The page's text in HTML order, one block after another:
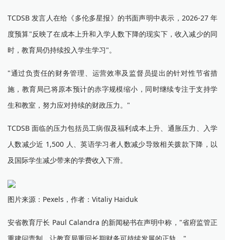
TCDSB 发言人在给《多伦多星报》的书面声明中表示，2026-27 年
度预算"反映了在成本上升和入学人数下降的现实下，收入减少的同
时，教育局仍持续投入学生学习"。
"通过负责任的财务管理、运营效率及监督员提出的针对性节省措
施，教育局已将原本预计的赤字规模缩小，同时继续专注于支持学
生和教室，努力应对持续的财政压力。"
TCDSB 面临的压力包括员工病假及福利成本上升、通胀压力、入学
人数减少近 1,500 人、英语学习者人数减少导致相关拨款下降，以
及国际学生减少带来的学费收入下滑。
图片来源：Pexels，作者：Vitaliy Haiduk
安省教育厅长 Paul Calandra 的新闻秘书在声明中称，"省府监管正